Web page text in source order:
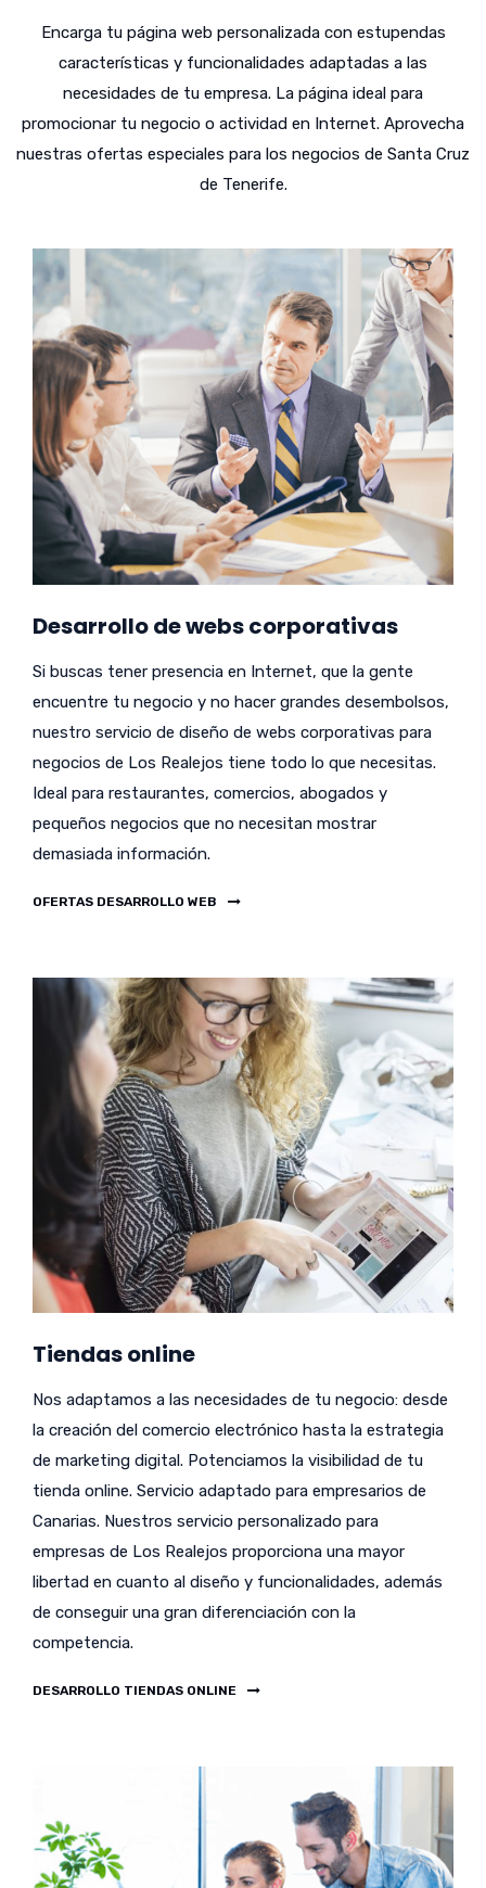
Encarga tu página web personalizada con estupendas
características y funcionalidades adaptadas a las
necesidades de tu empresa. La página ideal para
promocionar tu negocio o actividad en Internet. Aprovecha
nuestras ofertas especiales para los negocios de Santa Cruz
de Tenerife.
Desarrollo de webs corporativas
Si buscas tener presencia en Internet, que la gente
encuentre tu negocio y no hacer grandes desembolsos,
nuestro servicio de diseño de webs corporativas para
negocios de Los Realejos tiene todo lo que necesitas.
Ideal para restaurantes, comercios, abogados y
pequeños negocios que no necesitan mostrar
demasiada información.
OFERTAS DESARROLLO WEB
Tiendas online
Nos adaptamos a las necesidades de tu negocio: desde
la creación del comercio electrónico hasta la estrategia
de marketing digital. Potenciamos la visibilidad de tu
tienda online. Servicio adaptado para empresarios de
Canarias. Nuestros servicio personalizado para
empresas de Los Realejos proporciona una mayor
libertad en cuanto al diseño y funcionalidades, además
de conseguir una gran diferenciación con la
competencia.
DESARROLLO TIENDAS ONLINE